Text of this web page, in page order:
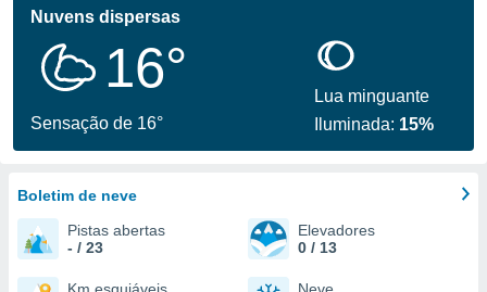
para
fornecidas
e
digital
Nuvens dispersas
16°
Sensação de 16°
Lua minguante
Iluminada: 15%
Boletim de neve
Pistas abertas
- / 23
Elevadores
0 / 13